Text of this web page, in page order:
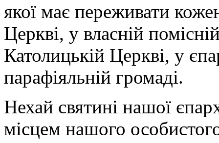
якої має переживати
Церкві, у власній
Католицькій Церкві, у
парафіяльній громаді.
Нехай святині нашої
місцем нашого